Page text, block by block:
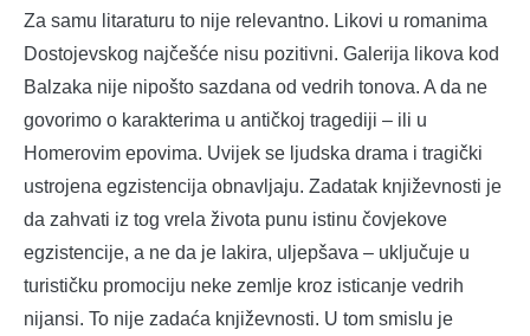
Za samu litaraturu to nije relevantno. Likovi u romanima
Dostojevskog najčešće nisu pozitivni. Galerija likova kod
Balzaka nije nipošto sazdana od vedrih tonova. A da ne
govorimo o karakterima u antičkoj tragediji – ili u
Homerovim epovima. Uvijek se ljudska drama i tragički
ustrojena egzistencija obnavljaju. Zadatak književnosti je
da zahvati iz tog vrela života punu istinu čovjekove
egzistencije, a ne da je lakira, uljepšava – uključuje u
turističku promociju neke zemlje kroz isticanje vedrih
nijansi. To nije zadaća književnosti. U tom smislu je